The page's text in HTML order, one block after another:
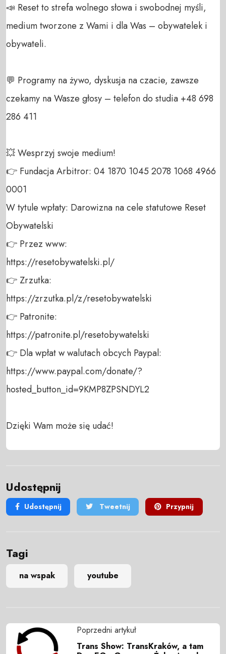
📣 Reset to strefa wolnego słowa i swobodnej myśli,
medium tworzone z Wami i dla Was – obywatelek i
obywateli.
💬 Programy na żywo, dyskusja na czacie, zawsze
czekamy na Wasze głosy – telefon do studia +48 698
286 411
💥 Wesprzyj swoje medium!
👉 Fundacja Arbitror: 04 1870 1045 2078 1068 4966
0001
W tytule wpłaty: Darowizna na cele statutowe Reset
Obywatelski
👉 Przez www:
https://resetobywatelski.pl/
👉 Zrzutka:
https://zrzutka.pl/z/resetobywatelski
👉 Patronite:
https://patronite.pl/resetobywatelski
👉 Dla wpłat w walutach obcych Paypal:
https://www.paypal.com/donate/?
hosted_button_id=9KMP8ZPSNDYL2
Dzięki Wam może się udać!
Udostępnij
Udostępnij Tweetnij Przypnij
Tagi
na wspak youtube
Poprzedni artykuł
Trans Show: TransKraków, a tam